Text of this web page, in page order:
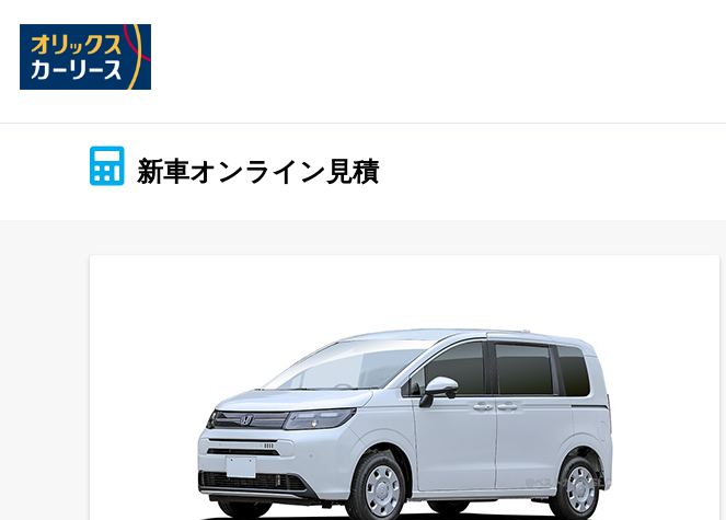
新車オンライン見積